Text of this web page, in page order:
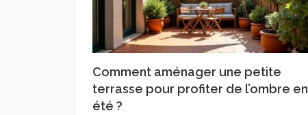
Comment aménager une petite
terrasse pour profiter de l’ombre en
été ?